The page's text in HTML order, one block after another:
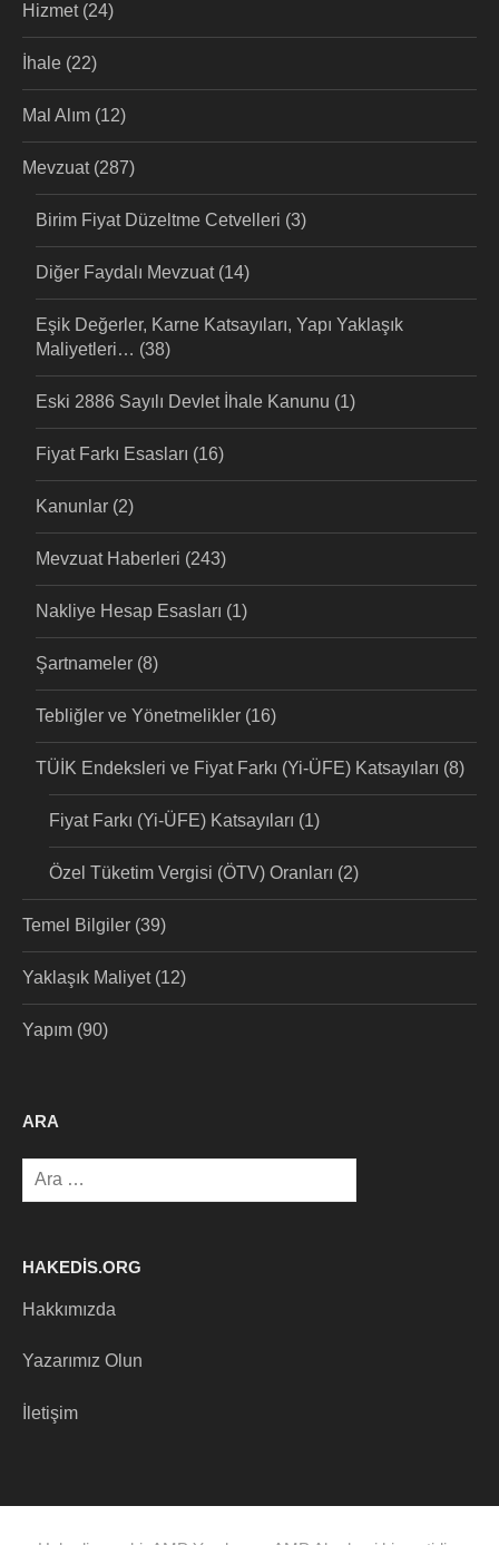
Hizmet(24)
İhale (22)
Mal Alım (12)
Mevzuat(287)
Birim Fiyat Düzeltme Cetvelleri (3)
Diğer Faydalı Mevzuat(14)
Eşik Değerler, Karne Katsayıları, Yapı Yaklaşık
Maliyetleri… (38)
Eski 2886 Sayılı Devlet İhale Kanunu (1)
Fiyat Farkı Esasları (16)
Kanunlar (2)
Mevzuat Haberleri (243)
Nakliye Hesap Esasları (1)
Şartnameler (8)
Tebliğler ve Yönetmelikler (16)
TÜİK Endeksleri ve Fiyat Farkı (Yi-ÜFE) Katsayıları (8)
Fiyat Farkı (Yi-ÜFE) Katsayıları (1)
Özel Tüketim Vergisi (ÖTV) Oranları (2)
Temel Bilgiler (39)
Yaklaşık Maliyet(12)
Yapım (90)
ARA
Arama:
HAKEDIS.ORG
Hakkımızda
Yazarımız Olun
İletişim